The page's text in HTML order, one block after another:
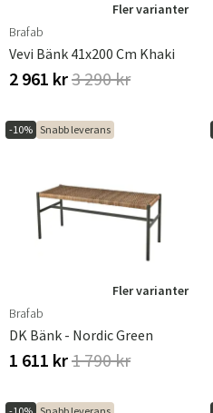
Fler varianter
Brafab
Vevi Bänk 41x200 Cm Khaki
2 961 kr3 290 kr
-10% Snabb leverans
Fler varianter
Brafab
DK Bänk - Nordic Green
1 611 kr1 790 kr